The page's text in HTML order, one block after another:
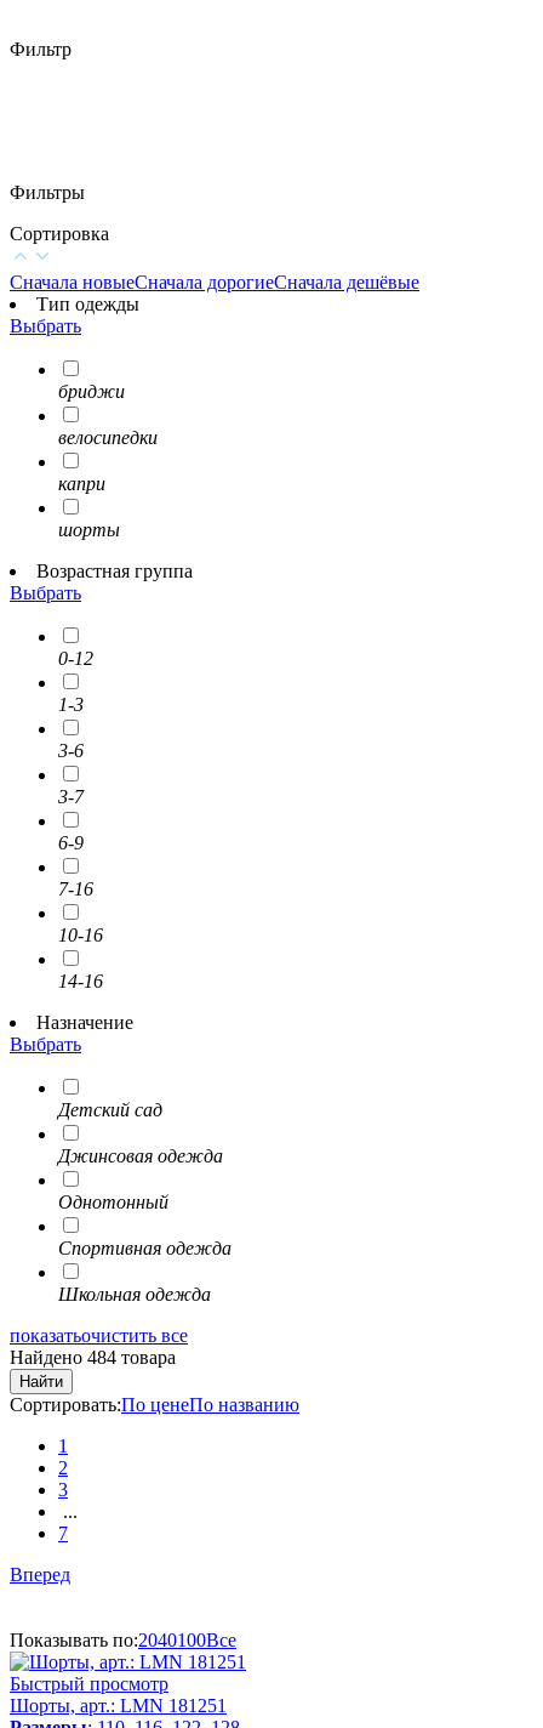
Фильтр
Фильтры
Сортировка
Сначала новыеСначала дорогиеСначала дешёвые
Тип одежды
Выбрать
бриджи
велосипедки
капри
шорты
Возрастная группа
Выбрать
0-12
1-3
3-6
3-7
6-9
7-16
10-16
14-16
Назначение
Выбрать
Детский сад
Джинсовая одежда
Однотонный
Спортивная одежда
Школьная одежда
показатьочистить все
Найдено 484 товара
Найти
Сортировать:По ценеПо названию
1
2
3
...
7
Вперед
Показывать по:2040100Все
Быстрый просмотр
Шорты, арт.: LMN 181251